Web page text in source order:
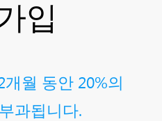
입
월 동안 20%의
과됩니다.